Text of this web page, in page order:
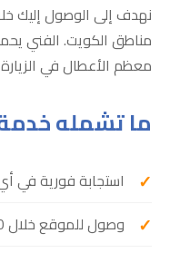
مناطق الكويت. الفني
معظم الأعطال في
ما تشمله
استجابة فورية في
وصول للموقع خلال 60 دقيقة في معظم مناطق الكويت.